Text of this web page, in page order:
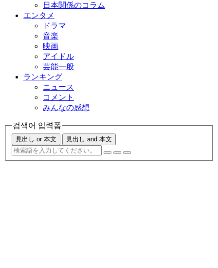
日本関係のコラム
エンタメ
ドラマ
音楽
映画
アイドル
芸能一般
ランキング
ニュース
コメント
みんなの感想
검색어 입력폼
見出し or 本文 見出し and 本文